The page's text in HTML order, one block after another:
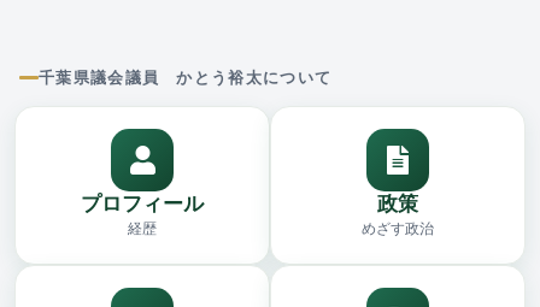
千葉県議会議員 かとう裕太について
プロフィール
経歴
政策
めざす政治